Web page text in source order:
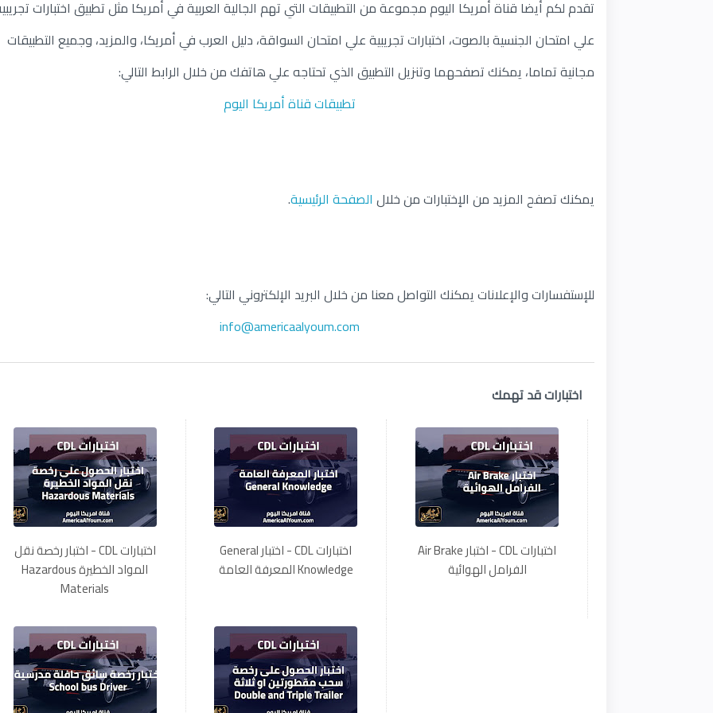
تقدم لكم أيضا قناة أمريكا اليوم مجموعة من التطبيقات التي تهم الجالية العربية في أمريكا مثل تطبيق اختبارات
علي امتحان الجنسية بالصوت، اختبارات تجريبية علي امتحان السواقة، دليل العرب في أمريكا، والمزيد، وجميع التطبيقات
مجانية تماما، يمكنك تصفحهما وتنزيل التطبيق الذي تحتاجه علي هاتفك من خلال الرابط التالي:
تطبيقات قناة أمريكا اليوم
يمكنك تصفح المزيد من الإختبارات من خلال الصفحة الرئيسية.
للإستفسارات والإعلانات يمكنك التواصل معنا من خلال البريد الإلكتروني التالي:
info@americaalyoum.com
اختبارات قد تهمك
اختبارات CDL - اختبار رخصة نقل
المواد الخطيرة Hazardous
Materials
اختبارات CDL - اختبار General
Knowledge المعرفة العامة
اختبارات CDL - اختبار Air Brake
الفرامل الهوائية